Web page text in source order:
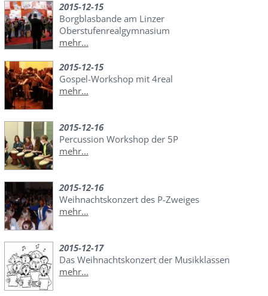
2015-12-15
Borgblasbande am Linzer
Oberstufenrealgymnasium
mehr...
2015-12-15
Gospel-Workshop mit 4real
mehr...
2015-12-16
Percussion Workshop der 5P
mehr...
2015-12-16
Weihnachtskonzert des P-Zweiges
mehr...
2015-12-17
Das Weihnachtskonzert der Musikklassen
mehr...